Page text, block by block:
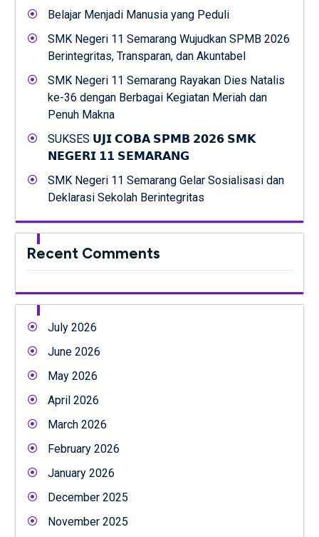
Belajar Menjadi Manusia yang Peduli
SMK Negeri 11 Semarang Wujudkan SPMB 2026
Berintegritas, Transparan, dan Akuntabel
SMK Negeri 11 Semarang Rayakan Dies Natalis
ke-36 dengan Berbagai Kegiatan Meriah dan
Penuh Makna
SUKSES 𝗨𝗝𝗜 𝗖𝗢𝗕𝗔 𝗦𝗣𝗠𝗕 𝟮𝟬𝟮𝟲 𝗦𝗠𝗞
𝗡𝗘𝗚𝗘𝗥𝗜 𝟭𝟭 𝗦𝗘𝗠𝗔𝗥𝗔𝗡𝗚
SMK Negeri 11 Semarang Gelar Sosialisasi dan
Deklarasi Sekolah Berintegritas
Recent Comments
July 2026
June 2026
May 2026
April 2026
March 2026
February 2026
January 2026
December 2025
November 2025